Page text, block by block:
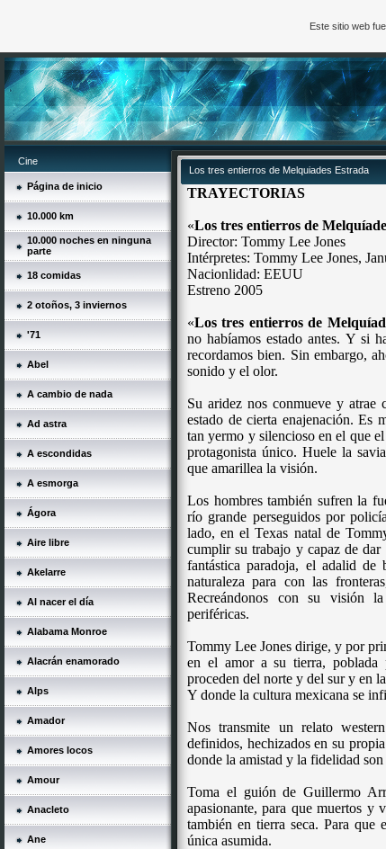
Cine
Página de inicio
10.000 km
10.000 noches en ninguna
parte
18 comidas
2 otoños, 3 inviernos
'71
Abel
A cambio de nada
Ad astra
A escondidas
A esmorga
Ágora
Aire libre
Akelarre
Al nacer el día
Alabama Monroe
Alacrán enamorado
Alps
Amador
Amores locos
Amour
Anacleto
Ane
Los tres entierros de Melquiades Estrada
TRAYECTORIAS
«Los tres entierros de
Director: Tommy Lee Jones
Intérpretes: Tommy Lee Jones,
Nacionlidad: EEUU
Estreno 2005
«Los tres entierros de
no habíamos estado antes. Y si
recordamos bien. Sin embargo,
sonido y el olor.
Su aridez nos conmueve y atrae
estado de cierta enajenación. Es
tan yermo y silencioso en el que
protagonista único. Huele la
que amarillea la visión.
Los hombres también sufren la
río grande perseguidos por
lado, en el Texas natal de
cumplir su trabajo y capaz de
fantástica paradoja, el adalid de
naturaleza para con las
Recreándonos con su visión
periféricas.
Tommy Lee Jones dirige, y por
en el amor a su tierra, poblada
proceden del norte y del sur y en
Y donde la cultura mexicana se
Nos transmite un relato
definidos, hechizados en su
donde la amistad y la fidelidad
Toma el guión de Guillermo
apasionante, para que muertos
también en tierra seca. Para
única asumida.
Este sitio web